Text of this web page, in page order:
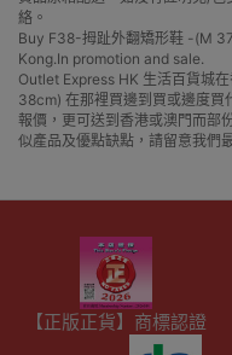
絡。
Buy F38-拇趾外翻矯形鞋 -(M
Kong.In promotion and sale.
Outlet Express HK 生活百貨城
38cm) 在那裡買邊到買或邊度買
報價，更可送到香港或澳門而部
似產品及優點缺點，請留意我們
【正版正貨】商標認證